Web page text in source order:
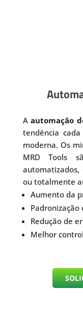
Aautomação
tendência
moderna. Os
MRD Tools
automatizados,
ou totalmente
Aumento da
Padronização
Redução de
Melhor